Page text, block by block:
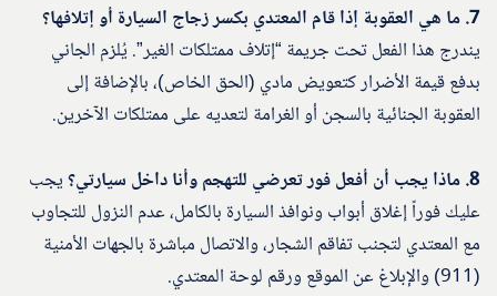
7. ما هي العقوبة إذا قام المعتدي بكسر زجاج السيارة أو إتلافها؟
يندرج هذا الفعل تحت جريمة “إتلاف ممتلكات الغير”. يُلزم الجاني
بدفع قيمة الأضرار كتعويض مادي (الحق الخاص)، بالإضافة إلى
العقوبة الجنائية بالسجن أو الغرامة لتعديه على ممتلكات الآخرين.
8. ماذا يجب أن أفعل فور تعرضي للتهجم وأنا داخل سيارتي؟
يجب
عليك فوراً إغلاق أبواب ونوافذ السيارة بالكامل، عدم النزول للتجاوب
مع المعتدي لتجنب تفاقم الشجار، والاتصال مباشرة بالجهات الأمنية
(911) والإبلاغ عن الموقع ورقم لوحة المعتدي.